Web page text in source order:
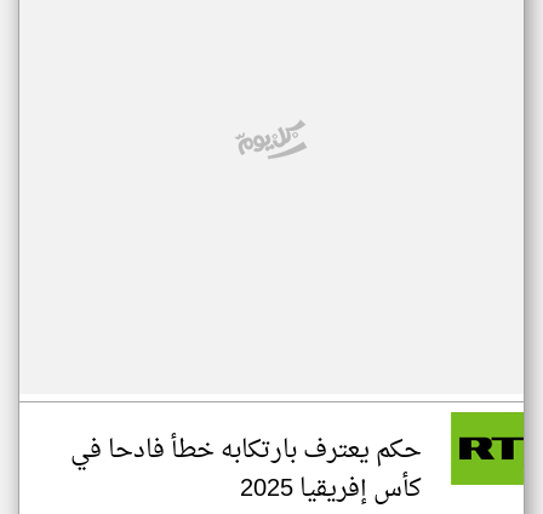
حكم يعترف بارتكابه خطأ فادحا في
كأس إفريقيا 2025